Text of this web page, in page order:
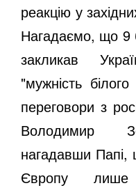
реакцію у
Нагадаємо, що 9
закликав
"мужність
переговори з
Володимир
нагадавши Папі,
Європу лише